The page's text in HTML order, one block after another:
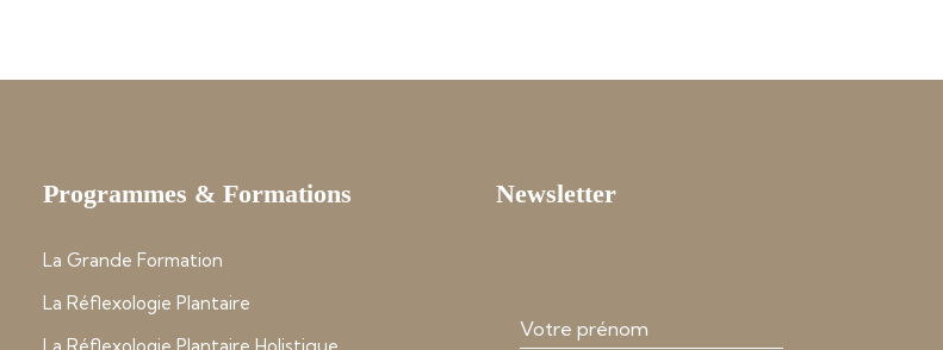
Programmes & Formations
La Grande Formation
La Réflexologie Plantaire
Newsletter